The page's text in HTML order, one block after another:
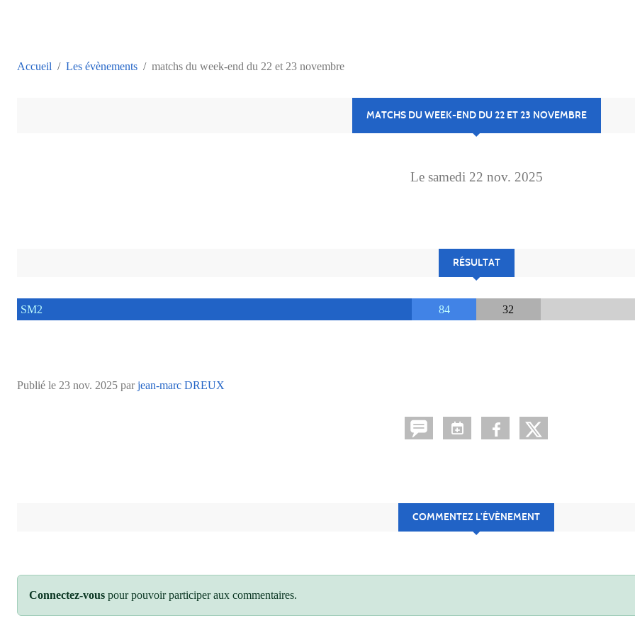
Accueil Les évènements matchs du week-end du 22 et 23 novembre
MATCHS DU WEEK-END DU 22 ET 23 NOVEMBRE
Le samedi 22 nov. 2025
RÉSULTAT
SM2 84 32
Publié le 23 nov. 2025 parjean-marc DREUX
COMMENTEZ L’ÉVÈNEMENT
Connectez-vous pour pouvoir participer aux commentaires.